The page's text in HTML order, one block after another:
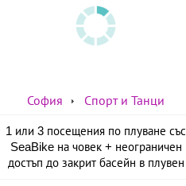
София Спорт и Танци
1 или 3 посещения по плуване със
SeaBike на човек + неограничен
достъп до закрит басейн в плувен